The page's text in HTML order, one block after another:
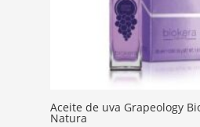
Aceite de uva Grapeology
Natura